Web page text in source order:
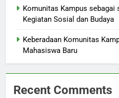
Komunitas Kampus sebagai
Kegiatan Sosial dan Budaya
Keberadaan Komunitas
Mahasiswa Baru
Recent Comments